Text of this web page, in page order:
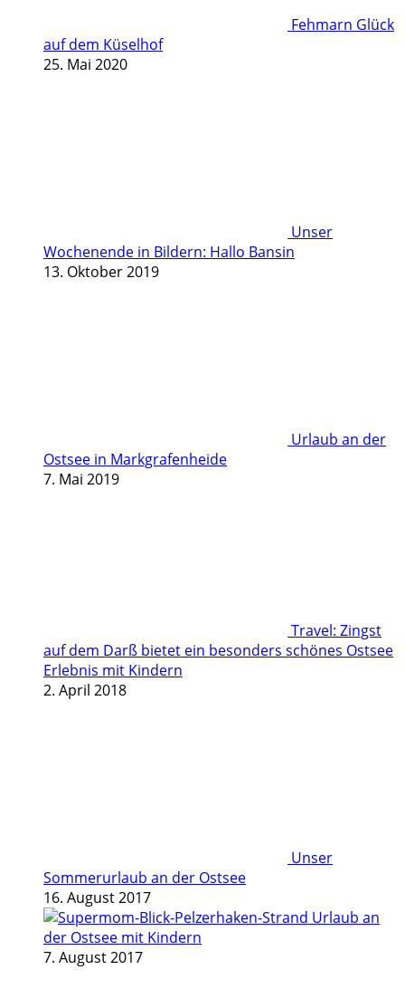
Fehmarn Glück
auf dem Küselhof
25. Mai 2020
Unser
Wochenende in Bildern: Hallo Bansin
13. Oktober 2019
Urlaub an der
Ostsee in Markgrafenheide
7. Mai 2019
Travel: Zingst
auf dem Darß bietet ein besonders schönes Ostsee
Erlebnis mit Kindern
2. April 2018
Unser
Sommerurlaub an der Ostsee
16. August 2017
Urlaub an
der Ostsee mit Kindern
7. August 2017